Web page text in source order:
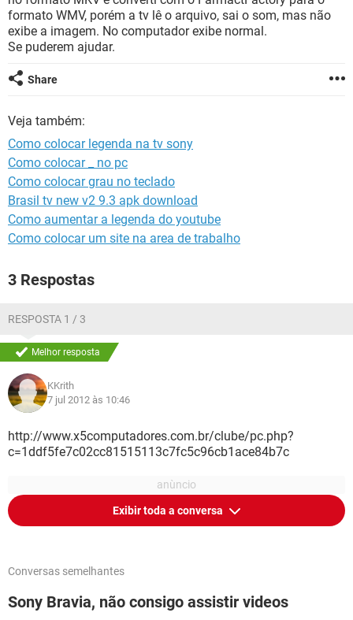
GUIA DE COMPRAS
formato WMV, porém a tv lê o arquivo, sai o som, mas não
exibe a imagem. No computador exibe normal.
Se puderem ajudar.
Share
Veja também:
Como colocar legenda na tv sony
Como colocar _ no pc
Como colocar grau no teclado
Brasil tv new v2 9.3 apk download
Como aumentar a legenda do youtube
Como colocar um site na area de trabalho
3 Respostas
RESPOSTA 1 / 3
Melhor resposta
KKrith
7 jul 2012 às 10:46
http://www.x5computadores.com.br/clube/pc.php?
c=1ddf5fe7c02cc81515113c7fc5c96cb1ace84b7c
Exibir toda a conversa
Conversas semelhantes
Sony Bravia, não consigo assistir videos